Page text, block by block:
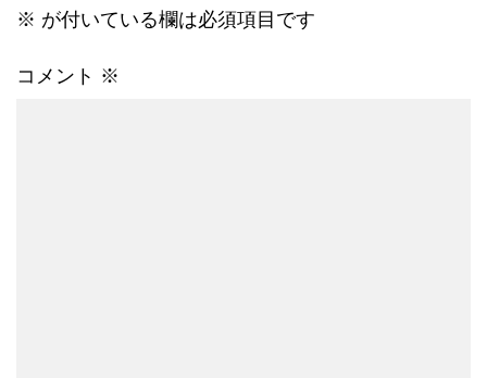
※ が付いている欄は必須項目です
コメント ※